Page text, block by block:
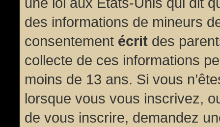
des informations de mineurs
consentement écrit des
collecte de ces informations
moins de 13 ans. Si vous
lorsque vous vous inscrivez,
de vous inscrire, demandez